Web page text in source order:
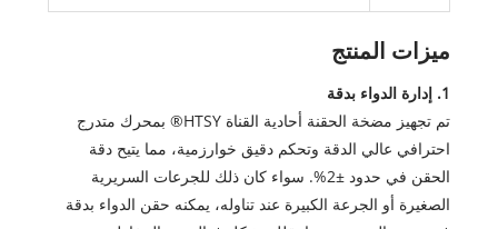
ميزات المنتج
1. إدارة الدواء بدقة
تم تجهيز مضخة الحقنة أحادية القناة HTSY® بمحرك متدرج
احترافي عالي الدقة وتحكم دقيق خوارزمية، مما يتيح دقة
الحقن في حدود ±2%. سواء كان ذلك للجرعات السريرية
الصغيرة أو الجرعة الكبيرة عند تناوله، يمكنه حقن الدواء بدقة